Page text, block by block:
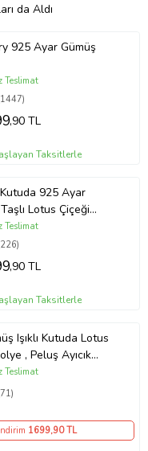
da Aldı
925 Ayar Gümüş
Teslimat
,90 TL
Taksitlerle
Kutuda 925 Ayar
Lotus Çiçeği
Teslimat
,90 TL
Taksitlerle
Işıklı Kutuda Lotus
, Peluş Ayıcık
Bileklik,
Hediye
Teslimat
1699,90 TL